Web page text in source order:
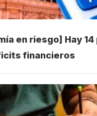
en riesgo] Hay
financieros